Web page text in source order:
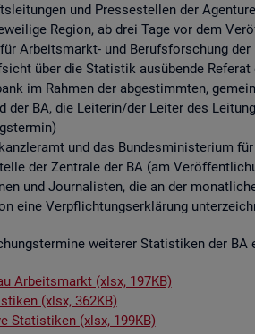
und Pres­se­stel­len der
Re­gi­on, ab drei Tage vor dem
Ar­beits­markt- und Be­rufs­for­schung
über die Sta­tis­tik aus­üben­de
im Rah­men der ab­ge­stimm­ten,
der BA, die Lei­te­rin/der Lei­ter des
und das Bun­des­mi­nis­te­ri­um
der Zen­tra­le der BA (am
und Jour­na­lis­ten, die an der
eine Ver­pflich­tungs­er­klä­rung
wei­te­rer Sta­tis­ti­ken der
Ar­beits­markt (xlsx, 197KB)
(xlsx, 362KB)
Sta­tis­ti­ken (xlsx, 199KB)